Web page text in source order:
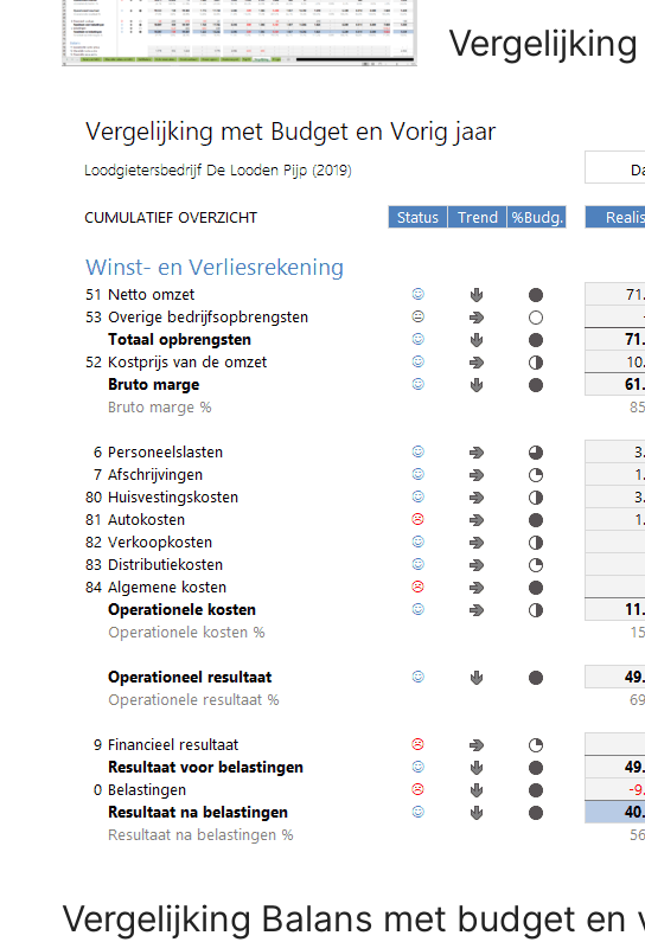
Vergelijking Balans met budget en